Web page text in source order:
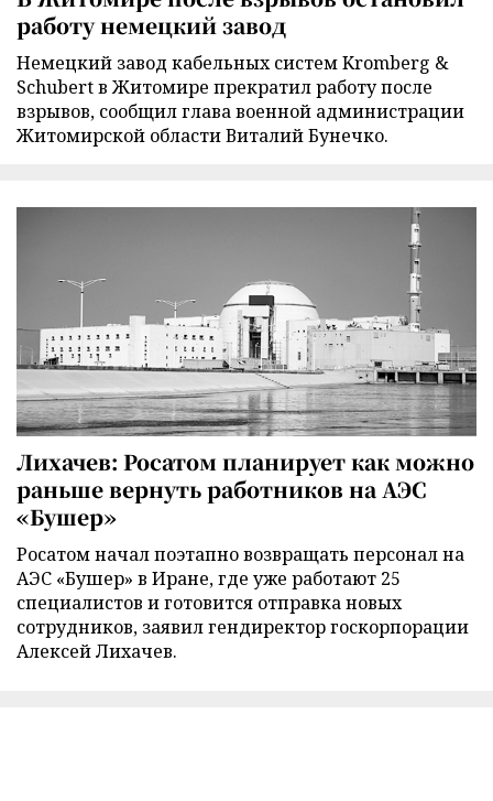
работу немецкий завод
Немецкий завод кабельных систем Kromberg &
Schubert в Житомире прекратил работу после
взрывов, сообщил глава военной администрации
Житомирской области Виталий Бунечко.
Лихачев: Росатом планирует как можно
раньше вернуть работников на АЭС
«Бушер»
Росатом начал поэтапно возвращать персонал на
АЭС «Бушер» в Иране, где уже работают 25
специалистов и готовится отправка новых
сотрудников, заявил гендиректор госкорпорации
Алексей Лихачев.